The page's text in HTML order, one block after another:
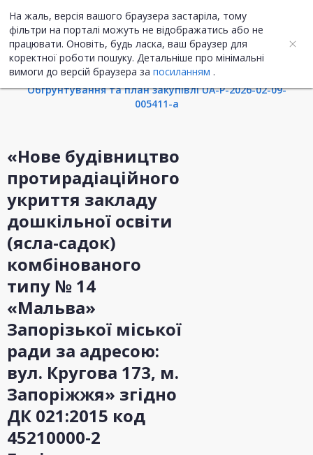
На жаль, версія вашого браузера застаріла, тому
фільтри на порталі можуть не відображатись або не
працювати. Оновіть, будь ласка, ваш браузер для
коректної роботи пошуку. Детальніше про мінімальні
вимоги до версій браузера за посиланням .
UA ENG
Інформація про закупівлю
Обгрунтування та план закупівлі UA-P-2026-02-09-
005411-a
«Нове будівництво
протирадіаційного
укриття закладу
дошкільної освіти
(ясла-садок)
комбінованого
типу № 14
«Мальва»
Запорізької міської
ради за адресою:
вул. Кругова 173, м.
Запоріжжя» згідно
ДК 021:2015 код
45210000-2